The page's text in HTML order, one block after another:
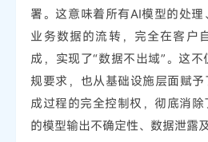
署。这意味着所有AI模型的处理
业务数据的流转，完全在客户
成，实现了“数据不出域”。这
规要求，也从基础设施层面赋
成过程的完全控制权，彻底消
的模型输出不确定性、数据泄露